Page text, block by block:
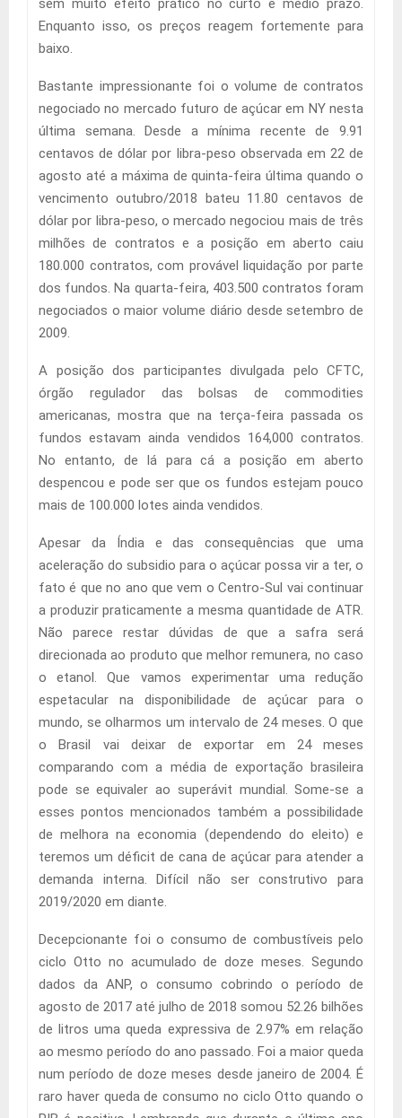
Enquanto isso, os preços reagem fortemente para
baixo.
Bastante impressionante foi o volume de contratos
negociado no mercado futuro de açúcar em NY nesta
última semana. Desde a mínima recente de 9.91
centavos de dólar por libra-peso observada em 22 de
agosto até a máxima de quinta-feira última quando o
vencimento outubro/2018 bateu 11.80 centavos de
dólar por libra-peso, o mercado negociou mais de três
milhões de contratos e a posição em aberto caiu
180.000 contratos, com provável liquidação por parte
dos fundos. Na quarta-feira, 403.500 contratos foram
negociados o maior volume diário desde setembro de
2009.
A posição dos participantes divulgada pelo CFTC,
órgão regulador das bolsas de commodities
americanas, mostra que na terça-feira passada os
fundos estavam ainda vendidos 164,000 contratos.
No entanto, de lá para cá a posição em aberto
despencou e pode ser que os fundos estejam pouco
mais de 100.000 lotes ainda vendidos.
Apesar da Índia e das consequências que uma
aceleração do subsidio para o açúcar possa vir a ter, o
fato é que no ano que vem o Centro-Sul vai continuar
a produzir praticamente a mesma quantidade de ATR.
Não parece restar dúvidas de que a safra será
direcionada ao produto que melhor remunera, no caso
o etanol. Que vamos experimentar uma redução
espetacular na disponibilidade de açúcar para o
mundo, se olharmos um intervalo de 24 meses. O que
o Brasil vai deixar de exportar em 24 meses
comparando com a média de exportação brasileira
pode se equivaler ao superávit mundial. Some-se a
esses pontos mencionados também a possibilidade
de melhora na economia (dependendo do eleito) e
teremos um déficit de cana de açúcar para atender a
demanda interna. Difícil não ser construtivo para
2019/2020 em diante.
Decepcionante foi o consumo de combustíveis pelo
ciclo Otto no acumulado de doze meses. Segundo
dados da ANP, o consumo cobrindo o período de
agosto de 2017 até julho de 2018 somou 52.26 bilhões
de litros uma queda expressiva de 2.97% em relação
ao mesmo período do ano passado. Foi a maior queda
num período de doze meses desde janeiro de 2004. É
raro haver queda de consumo no ciclo Otto quando o